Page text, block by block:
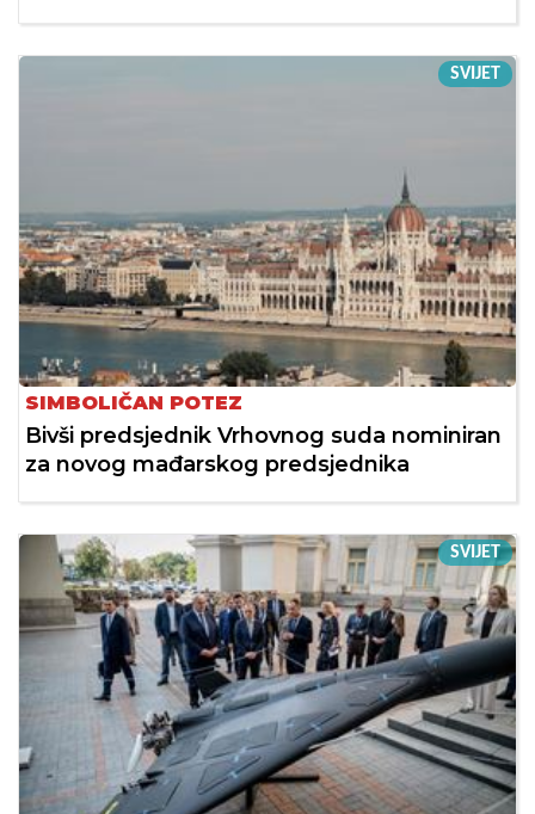
SVIJET
SIMBOLIČAN POTEZ
Bivši predsjednik Vrhovnog suda nominiran
za novog mađarskog predsjednika
SVIJET